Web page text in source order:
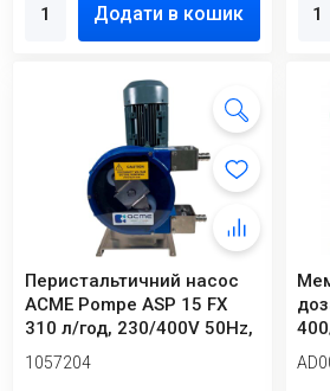
Додати в кошик
Перистальтичний насос
ACME Pompe ASP 15 FX
310 л/год, 230/400V 50Hz,
0,37 кВт...
1057204